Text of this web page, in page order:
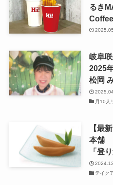
るき
岐阜
2025
松岡
月10人
【最
本舗
「登
テイク